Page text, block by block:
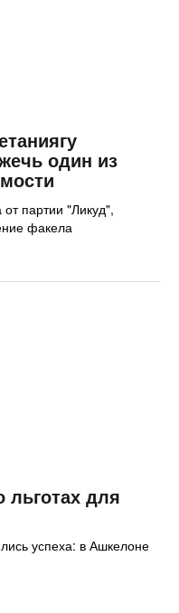
один из
партии "Ликуд",
факела
льготах для
успеха: в Ашкелоне